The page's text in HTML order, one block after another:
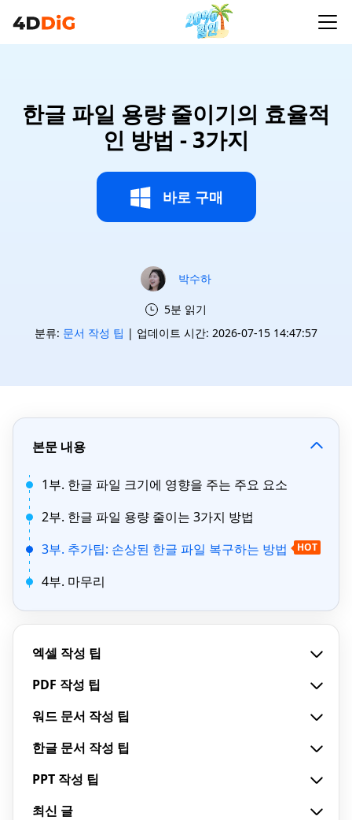
한글 파일 용량 줄이기의 효율적
인 방법 - 3가지
바로 구매
박수하
5분 읽기
분류: 문서 작성 팁 | 업데이트 시간: 2026-07-15 14:47:57
본문 내용
1부. 한글 파일 크기에 영향을 주는 주요 요소
2부. 한글 파일 용량 줄이는 3가지 방법
3부. 추가팁: 손상된 한글 파일 복구하는 방법
HOT
4부. 마무리
엑셀 작성 팁
PDF 작성 팁
워드 문서 작성 팁
한글 문서 작성 팁
PPT 작성 팁
최신 글